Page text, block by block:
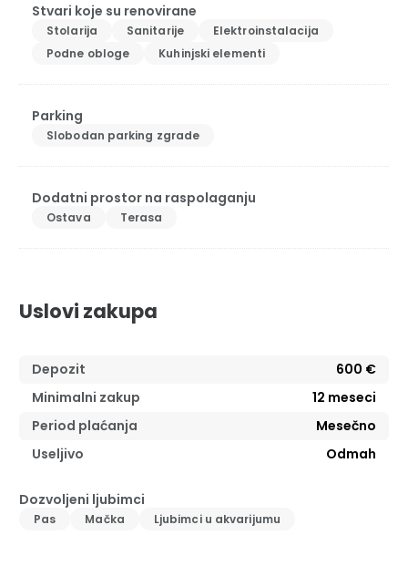
Stvari koje su renovirane
Stolarija Sanitarije
Elektroinstalacija
Podne obloge
Kuhinjski elementi
Parking
Slobodan parking zgrade
Dodatni prostor na raspolaganju
Ostava Terasa
Uslovi zakupa
Depozit
600 €
Minimalni zakup
12 meseci
Period plaćanja
Mesečno
Useljivo
Odmah
Dozvoljeni ljubimci
Pas Mačka Ljubimci u akvarijumu